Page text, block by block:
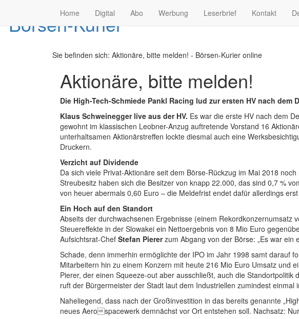
Home Digital Abo Werbung Leserbrief Kontakt
Sie befinden sich: Aktionäre, bitte melden! - Börsen-Kurier online
Aktionäre, bitte melden!
Die High-Tech-Schmiede Pankl Racing lud zur ersten HV nach dem
Klaus Schweinegger live aus der HV. Es war die erste HV nach dem
gewohnt im klassischen Leobner-Anzug auftretende Vorstand 16
unterhaltsamen Aktionärstreffen lockte diesmal auch eine
Druckern.
Verzicht auf Dividende
Da sich viele Privat-Aktionäre seit dem Börse-Rückzug im Mai 2018
Streubesitz haben sich die Besitzer von knapp 22.000, das sind 0,7 %
von heuer abermals 0,60 Euro – die Meldefrist endet dafür allerdings
Ein Hoch auf den Standort
Abseits der durchwachsenen Ergebnisse (einem
Steuereffekte in der Slowakei ein Nettoergebnis von 8 Mio Euro
Aufsichtsrat-Chef Stefan Piererzum Abgang von der Börse: „Es war ein
Schade, denn immerhin ermöglichte der IPO im Jahr 1998 samt darauf
Mitarbeitern hin zu einem Konzern mit heute 216 Mio Euro Umsatz und
Pierer, der einen Squeeze-out aber ausschließt, auch die
ruft der Bürgermeister der Stadt laut dem Industriellen zumindest einmal
Naheliegend, dass nach der Großinvestition in das bereits genannte
neues Aerospacewerk demnächst vor Ort entstehen soll. Nachsatz: